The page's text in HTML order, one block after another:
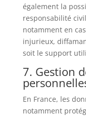
également la
responsabilité
notamment en
injurieux,
soit le support
7. Gestion
En France, les
notamment